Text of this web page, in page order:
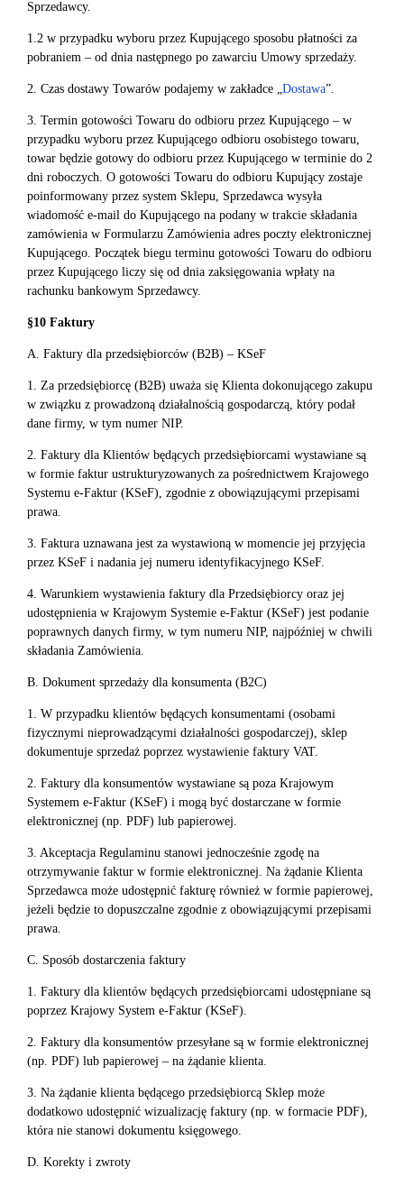
Sprzedawcy.
1.2 w przypadku wyboru przez Kupującego sposobu płatności za
pobraniem – od dnia następnego po zawarciu Umowy sprzedaży.
2. Czas dostawy Towarów podajemy w zakładce „Dostawa”.
3. Termin gotowości Towaru do odbioru przez Kupującego – w
przypadku wyboru przez Kupującego odbioru osobistego towaru,
towar będzie gotowy do odbioru przez Kupującego w terminie do 2
dni roboczych. O gotowości Towaru do odbioru Kupujący zostaje
poinformowany przez system Sklepu, Sprzedawca wysyła
wiadomość e-mail do Kupującego na podany w trakcie składania
zamówienia w Formularzu Zamówienia adres poczty elektronicznej
Kupującego. Początek biegu terminu gotowości Towaru do odbioru
przez Kupującego liczy się od dnia zaksięgowania wpłaty na
rachunku bankowym Sprzedawcy.
§10 Faktury
A. Faktury dla przedsiębiorców (B2B) – KSeF
1. Za przedsiębiorcę (B2B) uważa się Klienta dokonującego zakupu
w związku z prowadzoną działalnością gospodarczą, który podał
dane firmy, w tym numer NIP.
2. Faktury dla Klientów będących przedsiębiorcami wystawiane są
w formie faktur ustrukturyzowanych za pośrednictwem Krajowego
Systemu e-Faktur (KSeF), zgodnie z obowiązującymi przepisami
prawa.
3. Faktura uznawana jest za wystawioną w momencie jej przyjęcia
przez KSeF i nadania jej numeru identyfikacyjnego KSeF.
4. Warunkiem wystawienia faktury dla Przedsiębiorcy oraz jej
udostępnienia w Krajowym Systemie e-Faktur (KSeF) jest podanie
poprawnych danych firmy, w tym numeru NIP, najpóźniej w chwili
składania Zamówienia.
B. Dokument sprzedaży dla konsumenta (B2C)
1. W przypadku klientów będących konsumentami (osobami
fizycznymi nieprowadzącymi działalności gospodarczej), sklep
dokumentuje sprzedaż poprzez wystawienie faktury VAT.
2. Faktury dla konsumentów wystawiane są poza Krajowym
Systemem e-Faktur (KSeF) i mogą być dostarczane w formie
elektronicznej (np. PDF) lub papierowej.
3. Akceptacja Regulaminu stanowi jednocześnie zgodę na
otrzymywanie faktur w formie elektronicznej. Na żądanie Klienta
Sprzedawca może udostępnić fakturę również w formie papierowej,
jeżeli będzie to dopuszczalne zgodnie z obowiązującymi przepisami
prawa.
C. Sposób dostarczenia faktury
1. Faktury dla klientów będących przedsiębiorcami udostępniane są
poprzez Krajowy System e-Faktur (KSeF).
2. Faktury dla konsumentów przesyłane są w formie elektronicznej
(np. PDF) lub papierowej – na żądanie klienta.
3. Na żądanie klienta będącego przedsiębiorcą Sklep może
dodatkowo udostępnić wizualizację faktury (np. w formacie PDF),
która nie stanowi dokumentu księgowego.
D. Korekty i zwroty